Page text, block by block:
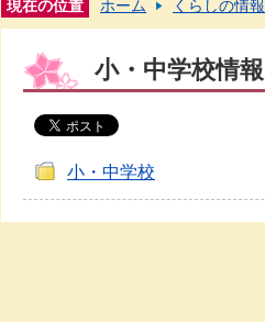
現在の位置 ホーム くらしの情報
小・中学校情報
小・中学校